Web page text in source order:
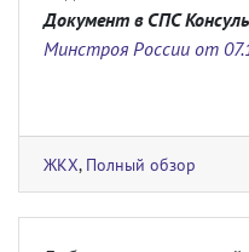
Документ в СПС
Минстроя России от
ЖКХ, Полный обзор